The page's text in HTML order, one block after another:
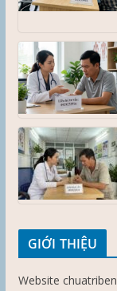
GIỚI THIỆU
Website